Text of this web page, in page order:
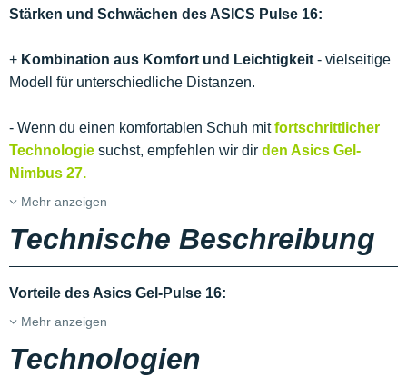
Stärken und Schwächen des ASICS Pulse 16:
+ Kombination aus Komfort und Leichtigkeit - vielseitige
Modell für unterschiedliche Distanzen.
- Wenn du einen komfortablen Schuh mitfortschrittlicher
Technologie suchst, empfehlen wir dir den Asics Gel-
Nimbus 27.
Mehr anzeigen
Technische Beschreibung
Vorteile des Asics Gel-Pulse 16:
Mehr anzeigen
Technologien